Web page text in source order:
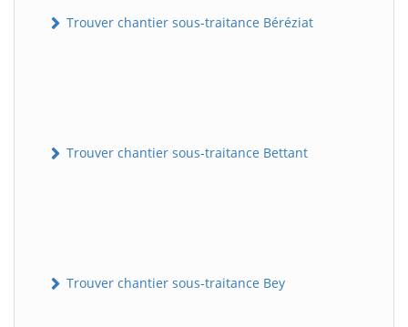
Trouver chantier sous-traitance Béréziat
Trouver chantier sous-traitance Bettant
Trouver chantier sous-traitance Bey